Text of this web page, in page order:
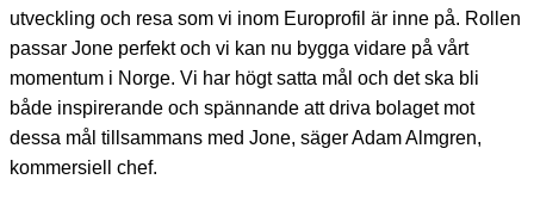
utveckling och resa som vi inom Europrofil är inne på. Rollen
passar Jone perfekt och vi kan nu bygga vidare på vårt
momentum i Norge. Vi har högt satta mål och det ska bli
både inspirerande och spännande att driva bolaget mot
dessa mål tillsammans med Jone, säger Adam Almgren,
kommersiell chef.